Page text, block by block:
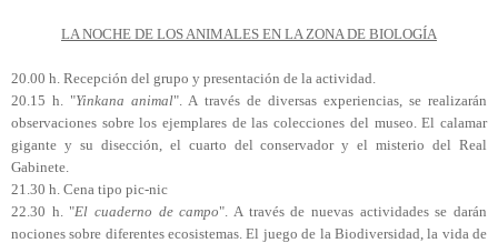
LA NOCHE DE LOS ANIMALES EN LA ZONA DE BIOLOGÍA
20.00 h. Recepción del grupo y presentación de la actividad.
20.15 h. "Yinkana animal". A través de diversas experiencias, se realizarán
observaciones sobre los ejemplares de las colecciones del museo. El calamar
gigante y su disección, el cuarto del conservador y el misterio del Real
Gabinete.
21.30 h. Cena tipo pic-nic
22.30 h. "El cuaderno de campo". A través de nuevas actividades se darán
nociones sobre diferentes ecosistemas. El juego de la Biodiversidad, la vida de